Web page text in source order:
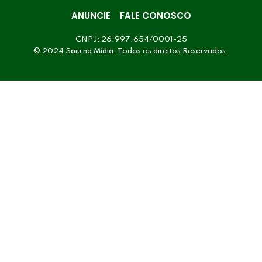
ANUNCIE FALE CONOSCO
CNPJ: 26.997.654/0001-25
© 2024 Saiu na Mídia. Todos os direitos Reservados.